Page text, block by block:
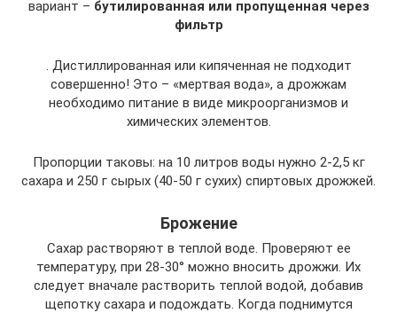
вариант – бутилированная или пропущенная через
фильтр
. Дистиллированная или кипяченная не подходит
совершенно! Это – «мертвая вода», а дрожжам
необходимо питание в виде микроорганизмов и
химических элементов.
Пропорции таковы: на 10 литров воды нужно 2-2,5 кг
сахара и 250 г сырых (40-50 г сухих) спиртовых дрожжей.
Брожение
Сахар растворяют в теплой воде. Проверяют ее
температуру, при 28-30° можно вносить дрожжи. Их
следует вначале растворить теплой водой, добавив
щепотку сахара и подождать. Когда поднимутся